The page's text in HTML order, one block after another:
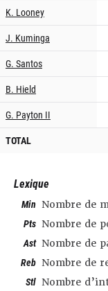
K. Looney
J. Kuminga
G. Santos
B. Hield
G. Payton II
TOTAL
Lexique
Min Nombre de
Pts Nombre de
Ast Nombre de
Reb Nombre de
Stl Nombre